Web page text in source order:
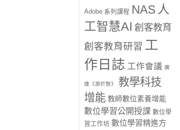
Adobe 系列課程 NAS 人
工智慧AI 創客教育
創客教育研習 工
作日誌 工作會議 廣
達《游於智》
教學科技
增能 教師數位素養增能
數位學習公開授課 數位學
習工作坊 數位學習精進方